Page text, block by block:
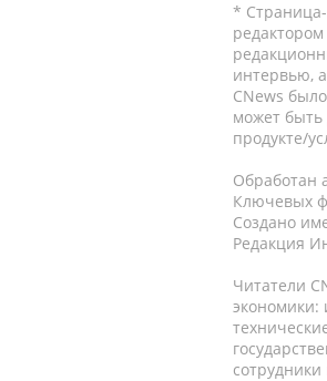
* Страница-
интервью,
CNews
может
продукте/
Обработан
Ключевых
Создано
Редакция
Читатели
экономики: